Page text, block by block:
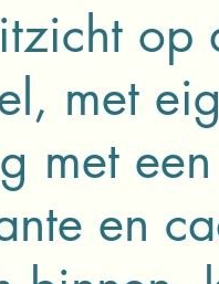
met
met
en